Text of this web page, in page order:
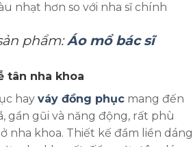
nhạt hơn so với nha sĩ chính
phẩm:Áo mổ bác sĩ
tân nha khoa
hay váy đồng phục mang đến
gần gũi và năng động, rất phù
nha khoa. Thiết kế đầm liền dáng